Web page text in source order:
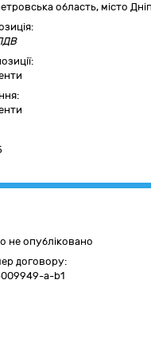
область, місто
не опубліковано
договору:
a-b1